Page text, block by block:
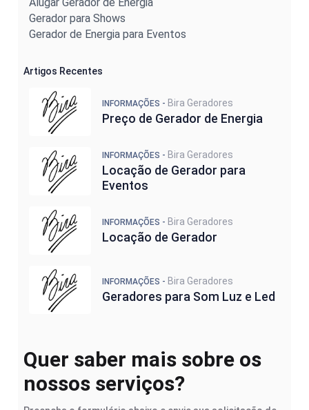
Gerador para Shows
Gerador de Energia para Eventos
Artigos Recentes
INFORMAÇÕES - Bira Geradores
Preço de Gerador de Energia
INFORMAÇÕES - Bira Geradores
Locação de Gerador para
Eventos
INFORMAÇÕES - Bira Geradores
Locação de Gerador
INFORMAÇÕES - Bira Geradores
Geradores para Som Luz e Led
Quer saber mais sobre os
nossos serviços?